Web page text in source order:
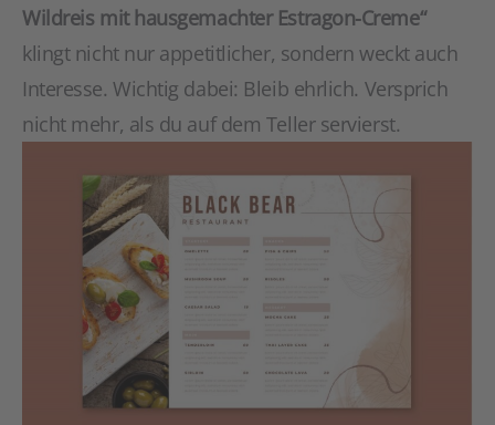
Wildreis mit hausgemachter Estragon-Creme“
klingt nicht nur appetitlicher, sondern weckt auch
Interesse. Wichtig dabei: Bleib ehrlich. Versprich
nicht mehr, als du auf dem Teller servierst.